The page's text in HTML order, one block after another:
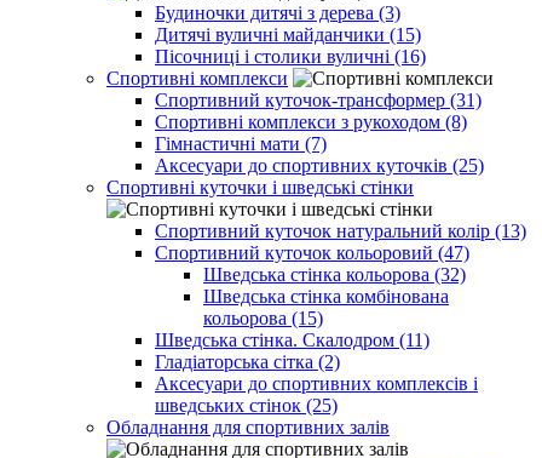
Будиночки дитячі з дерева (3)
Дитячі вуличні майданчики (15)
Пісочниці і столики вуличні (16)
Спортивні комплекси
Спортивний куточок-трансформер (31)
Спортивні комплекси з рукоходом (8)
Гімнастичні мати (7)
Аксесуари до спортивних куточків (25)
Спортивні куточки і шведські стінки
Спортивний куточок натуральний колір (13)
Спортивний куточок кольоровий (47)
Шведська стінка кольорова (32)
Шведська стінка комбінована
кольорова (15)
Шведська стінка. Скалодром (11)
Гладіаторська сітка (2)
Аксесуари до спортивних комплексів і
шведських стінок (25)
Обладнання для спортивних залів